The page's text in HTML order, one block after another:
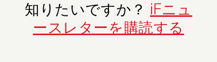
知りたいですか？ iFニュ
ースレターを購読する